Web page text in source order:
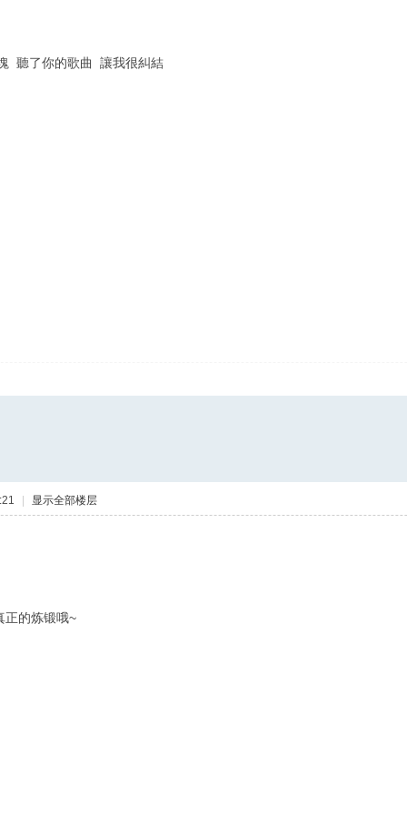
聽了你的歌曲 讓我很糾結
| 显示全部楼层
正的炼锻哦~